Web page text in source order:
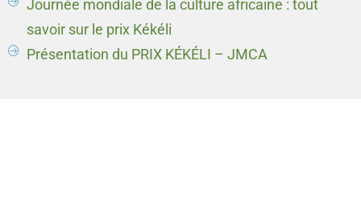
Journée mondiale de la culture africaine : tout
savoir sur le prix Kékéli
Présentation du PRIX KÉKÉLI – JMCA